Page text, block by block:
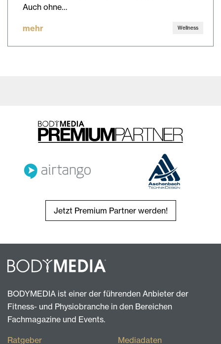
Auch ohne…
mehr Wellness
Jetzt Premium Partner werden!
BODYMEDIA ist einer der führenden Anbieter der
Fitness- und Physiobranche in den Bereichen
Fachmagazine und Events.
Ratgeber Mediadaten